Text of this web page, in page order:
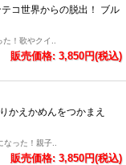
コ世界からの脱出！ ブル
！歌やクイ..
販売価格: 3,850円(税込)
かえかめんをつかまえ
った！親子..
販売価格: 3,850円(税込)